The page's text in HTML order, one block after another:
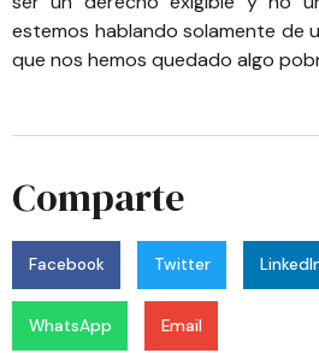
estemos hablando solamente de
que nos hemos quedado algo
Comparte
Facebook Twitter
WhatsApp Email